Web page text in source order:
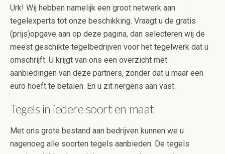
Urk! Wij hebben namelijk een groot netwerk aan
tegelexperts tot onze beschikking. Vraagt u de gratis
(prijs)opgave aan op deze pagina, dan selecteren wij de
meest geschikte tegelbedrijven voor het tegelwerk dat u
omschrijft. U krijgt van ons een overzicht met
aanbiedingen van deze partners, zonder dat u maar een
euro hoeft te betalen. En u zit nergens aan vast.
Tegels in iedere soort en maat
Met ons grote bestand aan bedrijven kunnen we u
nagenoeg alle soorten tegels aanbieden. De tegels